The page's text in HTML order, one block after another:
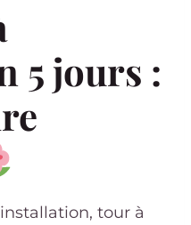
5 jours :
tour à